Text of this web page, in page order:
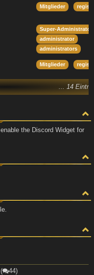
the Discord Widget for
(
44)
Mitglieder
Super-
administrator
administrators
Mitglieder
... 14